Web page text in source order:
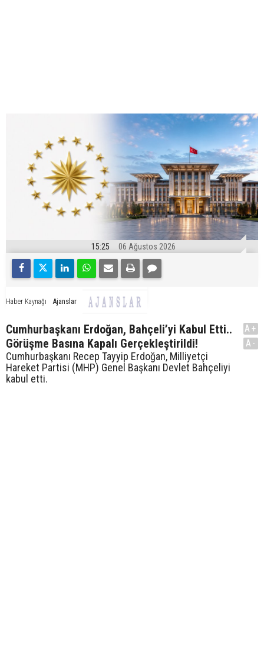
15:25 06 Ağustos 2026
Haber Kaynağı Ajanslar
Cumhurbaşkanı Erdoğan, Bahçeli’yi Kabul Etti..
Görüşme Basına Kapalı Gerçekleştirildi!
Cumhurbaşkanı Recep Tayyip Erdoğan, Milliyetçi
Hareket Partisi (MHP) Genel Başkanı Devlet Bahçeliyi
kabul etti.
A+
A-